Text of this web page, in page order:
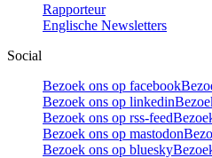
Rapporteur
Englische Newsletters
Social
Bezoek ons op facebook
Bezoek ons op linkedin
Bezoek ons op rss-feed
Bezoek ons op mastodon
Bezoek ons op bluesky